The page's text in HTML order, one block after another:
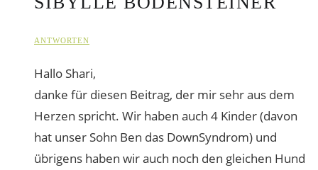
ANTWORTEN
Hallo Shari,
danke für diesen Beitrag, der mir sehr aus dem
Herzen spricht. Wir haben auch 4 Kinder (davon
hat unser Sohn Ben das DownSyndrom) und
übrigens haben wir auch noch den gleichen Hund